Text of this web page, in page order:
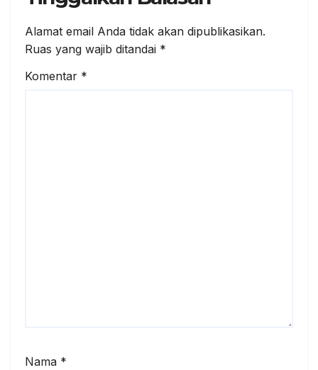
Alamat email Anda tidak akan dipublikasikan.
Ruas yang wajib ditandai *
Komentar *
Nama *